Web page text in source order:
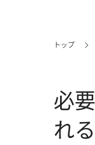
トップ
必
れ